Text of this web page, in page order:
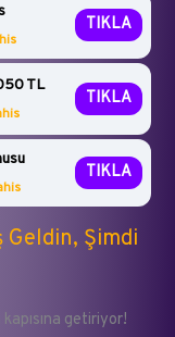
TIKLA
TL
TIKLA
TIKLA
Geldin, Şimdi
getiriyor!